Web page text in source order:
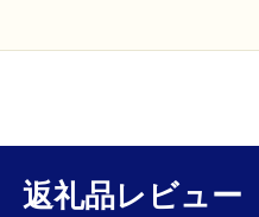
返礼品レビュー